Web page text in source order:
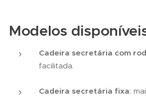
Modelos
Cadeira secretária com
facilitada.
Cadeira secretária fixa: